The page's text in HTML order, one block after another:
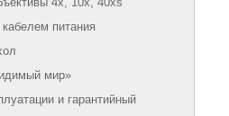
питания
мир»
и гарантийный